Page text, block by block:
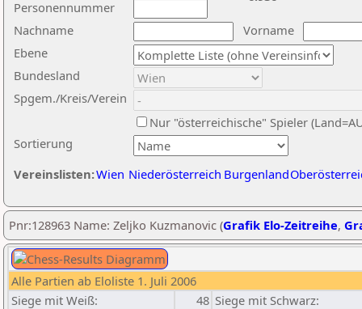
Nachname
Vorname
Ebene
Sortierung
Personennummer
Bundesland
Spgem./Kreis/Verein
Nur "österreichische" Spieler
Vereinslisten:Wien Niederösterreich Burgenland
Pnr:128963 Name: Zeljko Kuzmanovic (Grafik Elo-Zeitreihe,
Alle Partien ab Eloliste 1. Juli 2006
Siege mit Weiß:
48 Siege mit Schwarz: